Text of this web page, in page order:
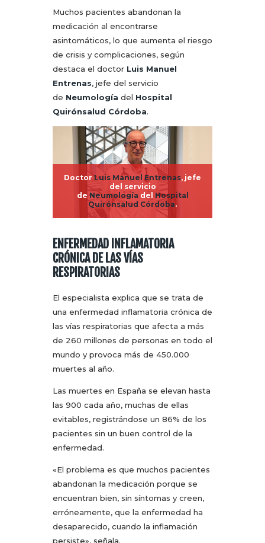
Muchos pacientes abandonan la
medicación al encontrarse
asintomáticos, lo que aumenta el riesgo
de crisis y complicaciones, según
destaca el doctor Luis Manuel
Entrenas, jefe del servicio
de Neumología del Hospital
Quirónsalud Córdoba.
DoctorLuis Manuel Entrenas, jefe
del servicio
de Neumología del Hospital
Quirónsalud Córdoba.
ENFERMEDAD INFLAMATORIA
CRÓNICA DE LAS VÍAS
RESPIRATORIAS
El especialista explica que se trata de
una enfermedad inflamatoria crónica de
las vías respiratorias que afecta a más
de 260 millones de personas en todo el
mundo y provoca más de 450.000
muertes al año.
Las muertes en España se elevan hasta
las 900 cada año, muchas de ellas
evitables, registrándose un 86% de los
pacientes sin un buen control de la
enfermedad.
«El problema es que muchos pacientes
abandonan la medicación porque se
encuentran bien, sin síntomas y creen,
erróneamente, que la enfermedad ha
desaparecido, cuando la inflamación
persiste», señala.